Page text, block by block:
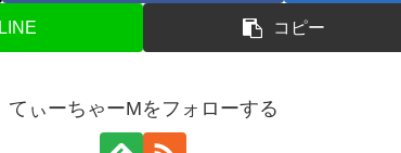
LINE コピー
てぃーちゃーMをフォローする